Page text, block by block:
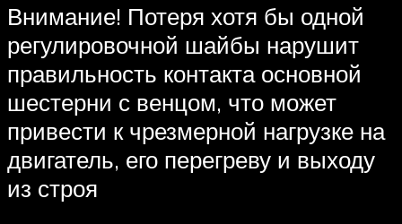
Внимание! Потеря хотя бы одной
регулировочной шайбы нарушит
правильность контакта основной
шестерни с венцом, что может
привести к чрезмерной нагрузке на
двигатель, его перегреву и выходу
из строя